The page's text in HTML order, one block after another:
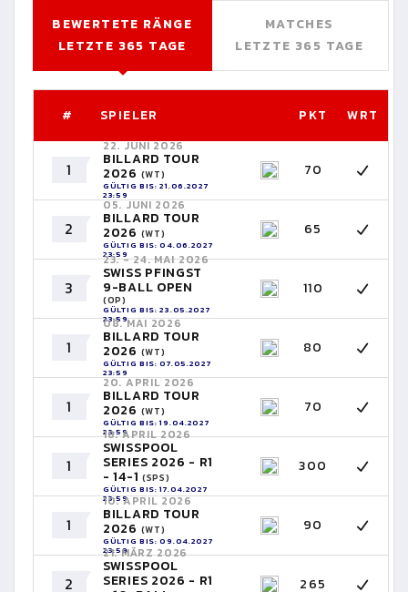
BEWERTETE RÄNGE
LETZTE 365 TAGE
MATCHES
LETZTE 365 TAGE
# SPIELER PKT WRT
1
22. JUNI 2026
BILLARD TOUR
2026 (WT)
GÜLTIG BIS: 21.06.2027
23:59
70
2
05. JUNI 2026
BILLARD TOUR
2026 (WT)
GÜLTIG BIS: 04.06.2027
23:59
65
3
23. - 24. MAI 2026
SWISS PFINGST
9-BALL OPEN
(OP)
GÜLTIG BIS: 23.05.2027
23:59
110
1
08. MAI 2026
BILLARD TOUR
2026 (WT)
GÜLTIG BIS: 07.05.2027
23:59
80
1
20. APRIL 2026
BILLARD TOUR
2026 (WT)
GÜLTIG BIS: 19.04.2027
23:59
70
1
18. APRIL 2026
SWISSPOOL
SERIES 2026 - R1
- 14-1 (SPS)
GÜLTIG BIS: 17.04.2027
23:59
300
1
10. APRIL 2026
BILLARD TOUR
2026 (WT)
GÜLTIG BIS: 09.04.2027
23:59
90
2
21. MÄRZ 2026
SWISSPOOL
SERIES 2026 - R1 265